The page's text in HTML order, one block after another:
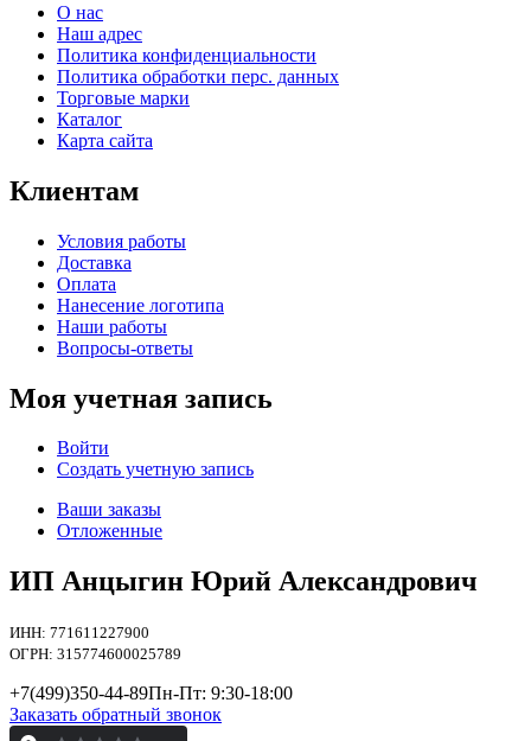
О нас
Наш адрес
Политика конфиденциальности
Политика обработки перс. данных
Торговые марки
Каталог
Карта сайта
Клиентам
Условия работы
Доставка
Оплата
Нанесение логотипа
Наши работы
Вопросы-ответы
Моя учетная запись
Войти
Создать учетную запись
Ваши заказы
Отложенные
ИП Анцыгин Юрий Александрович
ИНН: 771611227900
ОГРН: 315774600025789
+7(499)350-44-89Пн-Пт: 9:30-18:00
Заказать обратный звонок